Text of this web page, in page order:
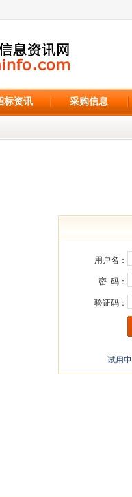
标资讯 采购信息
用户名：
密 码：
验证码：
试用